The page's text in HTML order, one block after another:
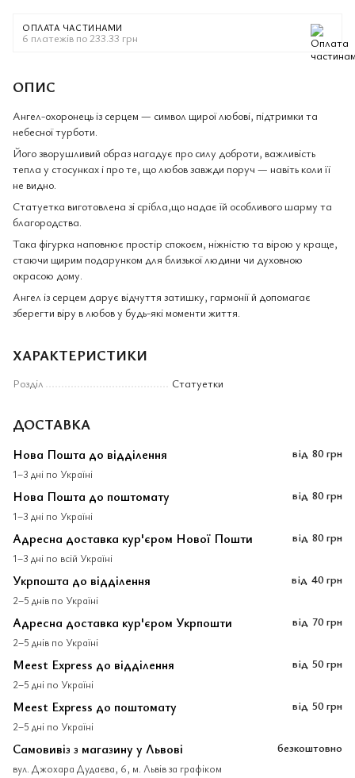
ОПЛАТА ЧАСТИНАМИ
6 платежів по 233.33 грн
ОПИС
Ангел-охоронець із серцем — символ щирої любові, підтримки та
небесної турботи.
Його зворушливий образ нагадує про силу доброти, важливість
тепла у стосунках і про те, що любов завжди поруч — навіть коли її
не видно.
Статуетка виготовлена зі срібла,що надає їй особливого шарму та
благородства.
Така фігурка наповнює простір спокоєм, ніжністю та вірою у краще,
стаючи щирим подарунком для близької людини чи духовною
окрасою дому.
Ангел із серцем дарує відчуття затишку, гармонії й допомагає
зберегти віру в любов у будь-які моменти життя.
ХАРАКТЕРИСТИКИ
Розділ Статуетки
ДОСТАВКА
Нова Пошта до відділення
1–3 дні по Україні
від 80 грн
Нова Пошта до поштомату
1–3 дні по Україні
від 80 грн
Адресна доставка кур'єром Нової Пошти
1–3 дні по всій Україні
від 80 грн
Укрпошта до відділення
2–5 днів по Україні
від 40 грн
Адресна доставка кур'єром Укрпошти
2–5 днів по Україні
від 70 грн
Meest Express до відділення
2–5 дні по Україні
від 50 грн
Meest Express до поштомату
2–5 дні по Україні
від 50 грн
Самовивіз з магазину у Львові
вул. Джохара Дудаєва, 6, м. Львів за графіком
безкоштовно